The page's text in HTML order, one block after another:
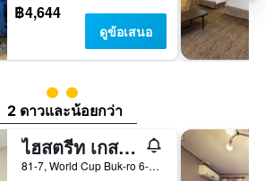
฿4,644
ดูข้อเสนอ
ให้ 2 ดาว
2 ดาวและน้อยกว่า
ไฮสตรีท เกสต์เฮาส์
81-7, World Cup Buk-ro 6-Gil, Mapo-gu, โซล, เกาหลีใต้